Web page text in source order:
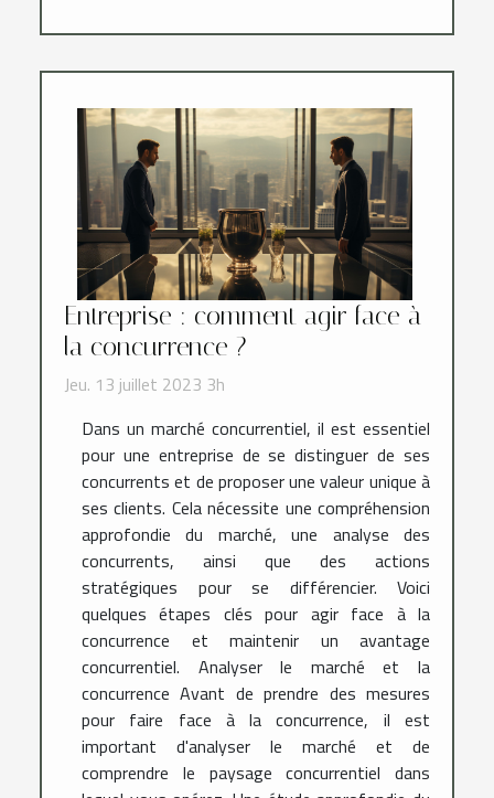
Entreprise : comment agir face à
la concurrence ?
Jeu. 13 juillet 2023 3h
Dans un marché concurrentiel, il est essentiel
pour une entreprise de se distinguer de ses
concurrents et de proposer une valeur unique à
ses clients. Cela nécessite une compréhension
approfondie du marché, une analyse des
concurrents, ainsi que des actions
stratégiques pour se différencier. Voici
quelques étapes clés pour agir face à la
concurrence et maintenir un avantage
concurrentiel. Analyser le marché et la
concurrence Avant de prendre des mesures
pour faire face à la concurrence, il est
important d'analyser le marché et de
comprendre le paysage concurrentiel dans